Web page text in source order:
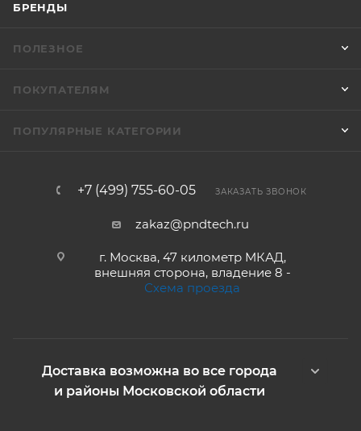
БРЕНДЫ
ПОЛЕЗНОЕ
ПОКУПАТЕЛЯМ
ПОПУЛЯРНЫЕ КАТЕГОРИИ
+7 (499) 755-60-05 ЗАКАЗАТЬ ЗВОНОК
zakaz@pndtech.ru
г. Москва, 47 километр МКАД,
внешняя сторона, владение 8 -
Схема проезда
Доставка возможна во все города
и районы Московской области